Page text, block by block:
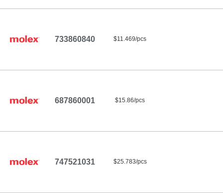
733860840 $11.469/pcs
687860001 $15.86/pcs
747521031 $25.783/pcs